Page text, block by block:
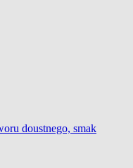
doustnego, smak